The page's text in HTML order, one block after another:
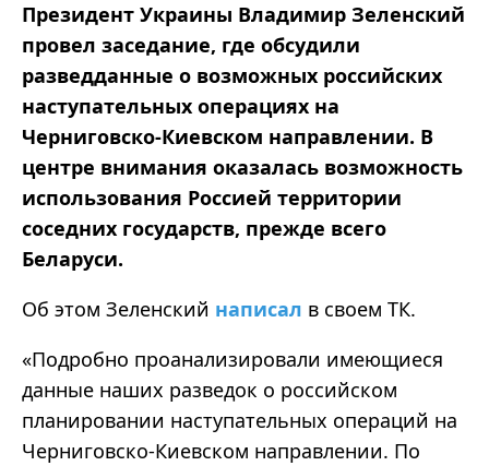
Президент Украины Владимир Зеленский
провел заседание, где обсудили
разведданные о возможных российских
наступательных операциях на
Черниговско-Киевском направлении. В
центре внимания оказалась возможность
использования Россией территории
соседних государств, прежде всего
Беларуси.
Об этом Зеленский написал в своем ТК.
«Подробно проанализировали имеющиеся
данные наших разведок о российском
планировании наступательных операций на
Черниговско-Киевском направлении. По